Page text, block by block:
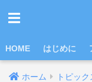
HOME はじめに
ホーム トピック